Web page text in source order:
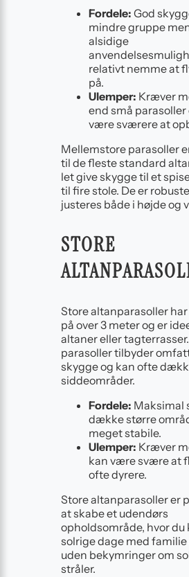
Fordele: God
mindre gruppe
alsidige
relativt nemme at
på.
Ulemper: Kræver
end små parasoller
være sværere at
Mellemstore parasoller
til de fleste standard
let give skygge til et
til fire stole. De er
justeres både i højde og
STORE
Store altanparasoller
på over 3 meter og er
altaner eller
parasoller tilbyder
skygge og kan ofte
siddeområder.
Fordele: Maksimal
dække større
meget stabile.
Ulemper: Kræver
kan være svære at
ofte dyrere.
Store altanparasoller er
at skabe et udendørs
opholdsområde, hvor du
solrige dage med
uden bekymringer om
stråler.